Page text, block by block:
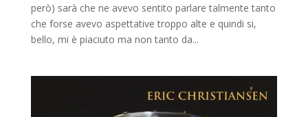
però) sarà che ne avevo sentito parlare talmente tanto
che forse avevo aspettative troppo alte e quindi si,
bello, mi è piaciuto ma non tanto da...